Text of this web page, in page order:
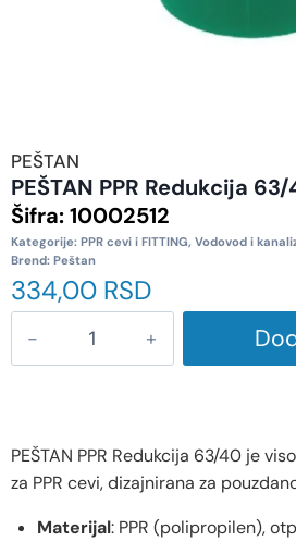
PEŠTAN
PEŠTAN PPR Redukcija
Šifra:10002512
Kategorije: PPR cevi i FITTING, Vodovod i
Brend: Peštan
334,00 RSD
PEŠTAN PPR Redukcija 63/40 je
za PPR cevi, dizajnirana za
Materijal: PPR (polipropilen),